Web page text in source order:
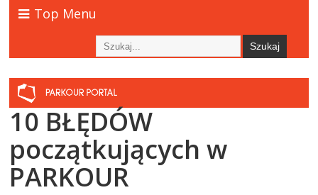
Top Menu
10 BŁĘDÓW
początkujących w
PARKOUR